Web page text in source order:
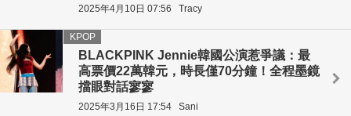
2025年4月10日 07:56 Tracy
BLACKPINK Jennie韓國公演惹爭議：最
高票價22萬韓元，時長僅70分鐘！全程墨鏡
擋眼對話寥寥
KPOP
2025年3月16日 17:54 Sani